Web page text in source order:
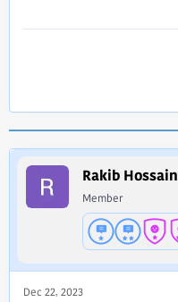
Rakib Hossain
Member
Dec 22, 2023